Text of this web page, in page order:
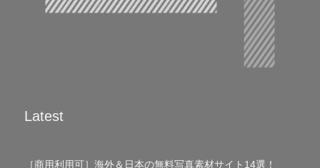
Latest
［商用利用可］海外＆日本の無料写真素材サイト14選！